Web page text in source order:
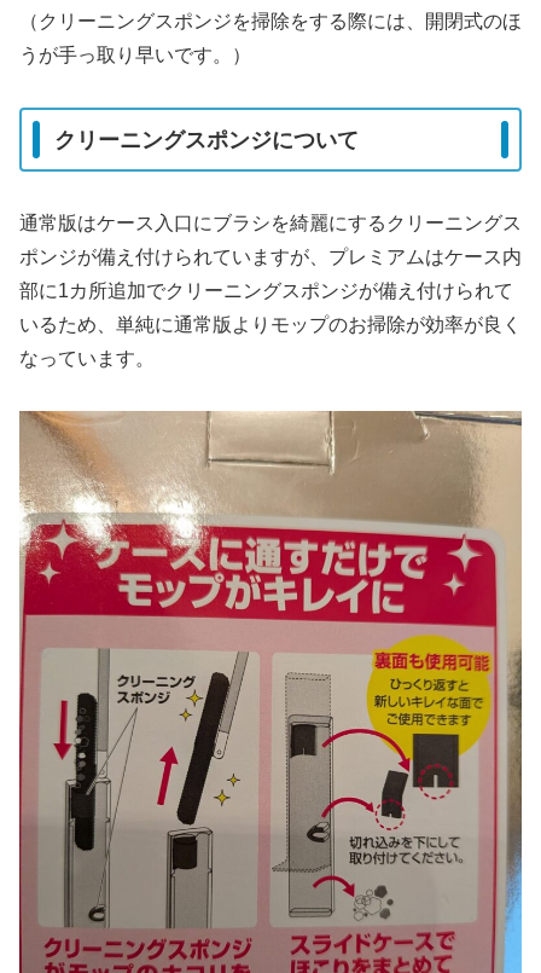
（クリーニングスポンジを掃除をする際には、開閉式のほ
うが手っ取り早いです。）
クリーニングスポンジについて
通常版はケース入口にブラシを綺麗にするクリーニングス
ポンジが備え付けられていますが、プレミアムはケース内
部に1カ所追加でクリーニングスポンジが備え付けられて
いるため、単純に通常版よりモップのお掃除が効率が良く
なっています。